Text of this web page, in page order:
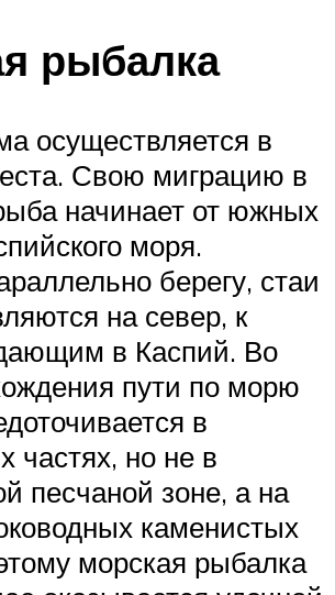
рыбалка
осуществляется в
Свою миграцию в
начинает от южных
моря.
берегу, стаи
на север, к
в Каспий. Во
пути по морю
в
частях, но не в
песчаной зоне, а на
каменистых
морская рыбалка